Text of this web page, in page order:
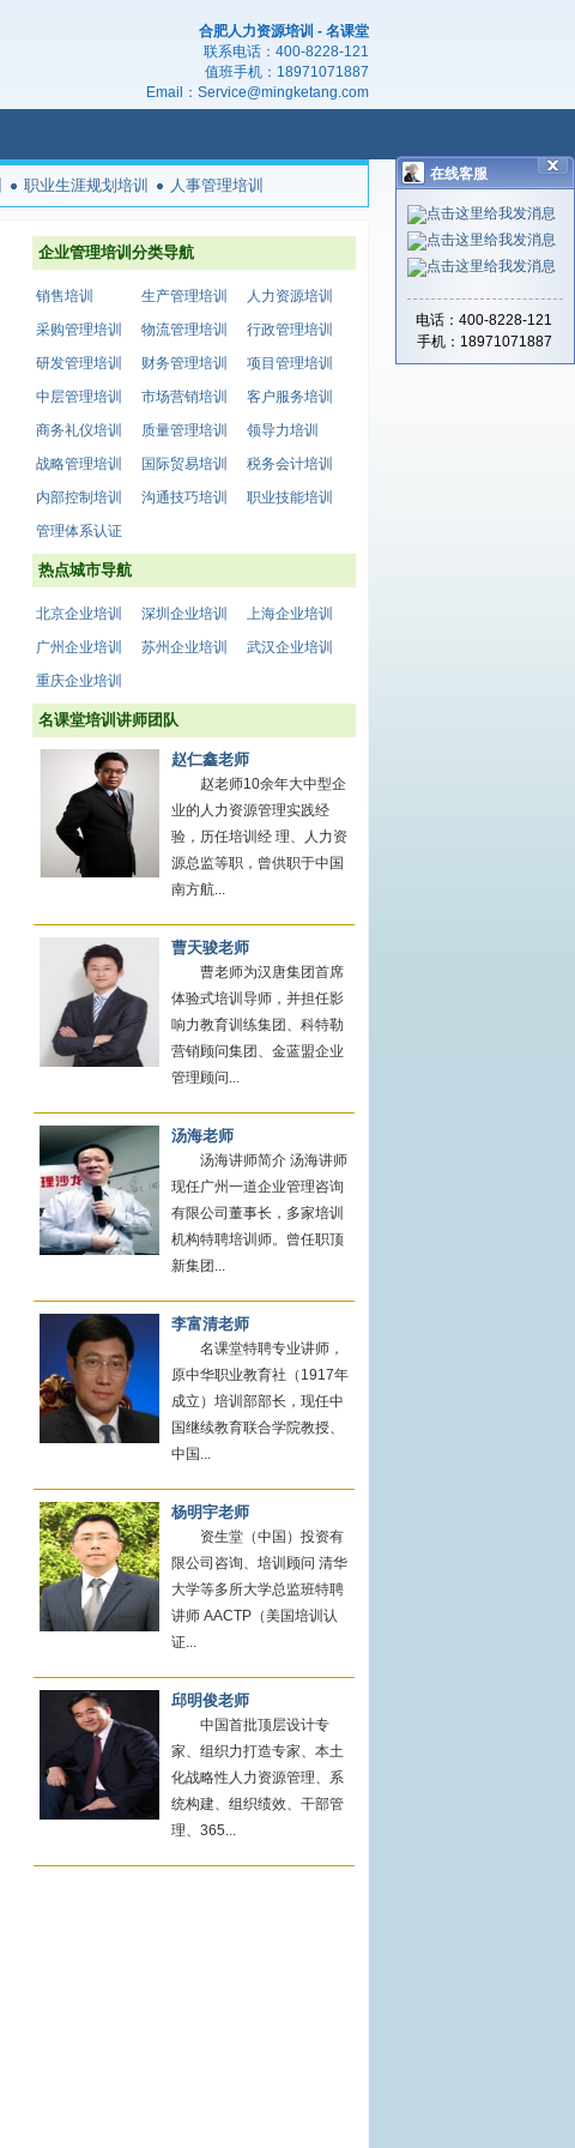
合肥人力资源培训 - 名课堂
联系电话： 400-8228-121
值班手机： 18971071887
Email： Service@mingketang.com
职业生涯规划培训 人事管理培训
企业管理培训分类导航
销售培训 生产管理培训
人力资源培训
采购管理培训
物流管理培训
行政管理培训
研发管理培训
财务管理培训
项目管理培训
中层管理培训
市场营销培训
客户服务培训
商务礼仪培训
质量管理培训
领导力培训
战略管理培训
国际贸易培训
税务会计培训
内部控制培训
沟通技巧培训
职业技能培训
管理体系认证
热点城市导航
北京企业培训 深圳企业培训
上海企业培训
广州企业培训
苏州企业培训
武汉企业培训
重庆企业培训
名课堂培训讲师团队
赵仁鑫老师
赵老师10余年大中型企
业的人力资源管理实践经
验，历任培训经 理、人力资
源总监等职，曾供职于中国
南方航...
曹天骏老师
曹老师为汉唐集团首席
体验式培训导师，并担任影
响力教育训练集团、科特勒
营销顾问集团、金蓝盟企业
管理顾问...
汤海老师
汤海讲师简介 汤海讲师
现任广州一道企业管理咨询
有限公司董事长，多家培训
机构特聘培训师。曾任职顶
新集团...
李富清老师
名课堂特聘专业讲师，
原中华职业教育社（1917年
成立）培训部部长，现任中
国继续教育联合学院教授、
中国...
杨明宇老师
资生堂（中国）投资有
限公司咨询、培训顾问 清华
大学等多所大学总监班特聘
讲师 AACTP（美国培训认
证...
邱明俊老师
中国首批顶层设计专
家、组织力打造专家、本土
化战略性人力资源管理、系
统构建、组织绩效、干部管
理、365...
在线客服
电话：400-8228-121
手机：18971071887